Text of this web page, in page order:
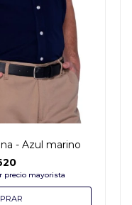
- Azul marino